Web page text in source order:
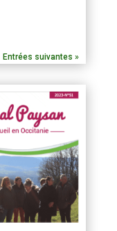
Entrées suivantes »